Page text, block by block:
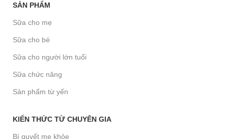
SẢN PHẨM
Sữa cho mẹ
Sữa cho bé
Sữa cho người lớn tuổi
Sữa chức năng
Sản phẩm từ yến
KIẾN THỨC TỪ CHUYÊN GIA
Bí quyết mẹ khỏe